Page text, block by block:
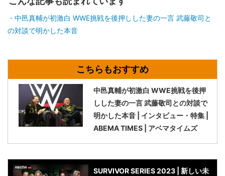
中邑真輔が初激白 WWE挑戦を後押しした妻の一言 武藤敬司と
の対談で明かした本音
中邑真輔が初激白 WWE挑戦を後押
しした妻の一言 武藤敬司との対談で
明かした本音 | インタビュー・特集 |
ABEMA TIMES | アベマタイムズ
SURVIVOR SERIES 2023 | 新しい未